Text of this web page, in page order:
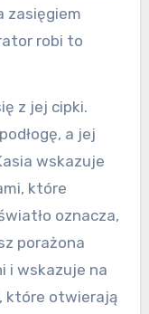
zasięgiem
robi to
z jej cipki.
a jej
wskazuje
które
oznacza,
porażona
i wskazuje na
które otwierają